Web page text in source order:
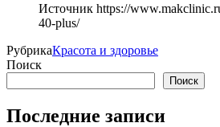
Источник https://
40-plus/
РубрикаКрасота и здоровье
Поиск
Поиск
Последние записи